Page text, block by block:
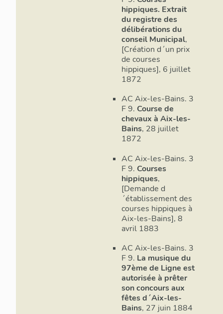
hippiques. Extrait
du registre des
délibérations du
conseil Municipal,
[Création d´un prix
de courses
hippiques], 6 juillet
1872
AC Aix-les-Bains. 3
F 9. Course de
chevaux à Aix-les-
Bains, 28 juillet
1872
AC Aix-les-Bains. 3
F 9. Courses
hippiques,
[Demande d
´établissement des
courses hippiques à
Aix-les-Bains], 8
avril 1883
AC Aix-les-Bains. 3
F 9. La musique du
97ème de Ligne est
autorisée à prêter
son concours aux
fêtes d´Aix-les-
Bains, 27 juin 1884